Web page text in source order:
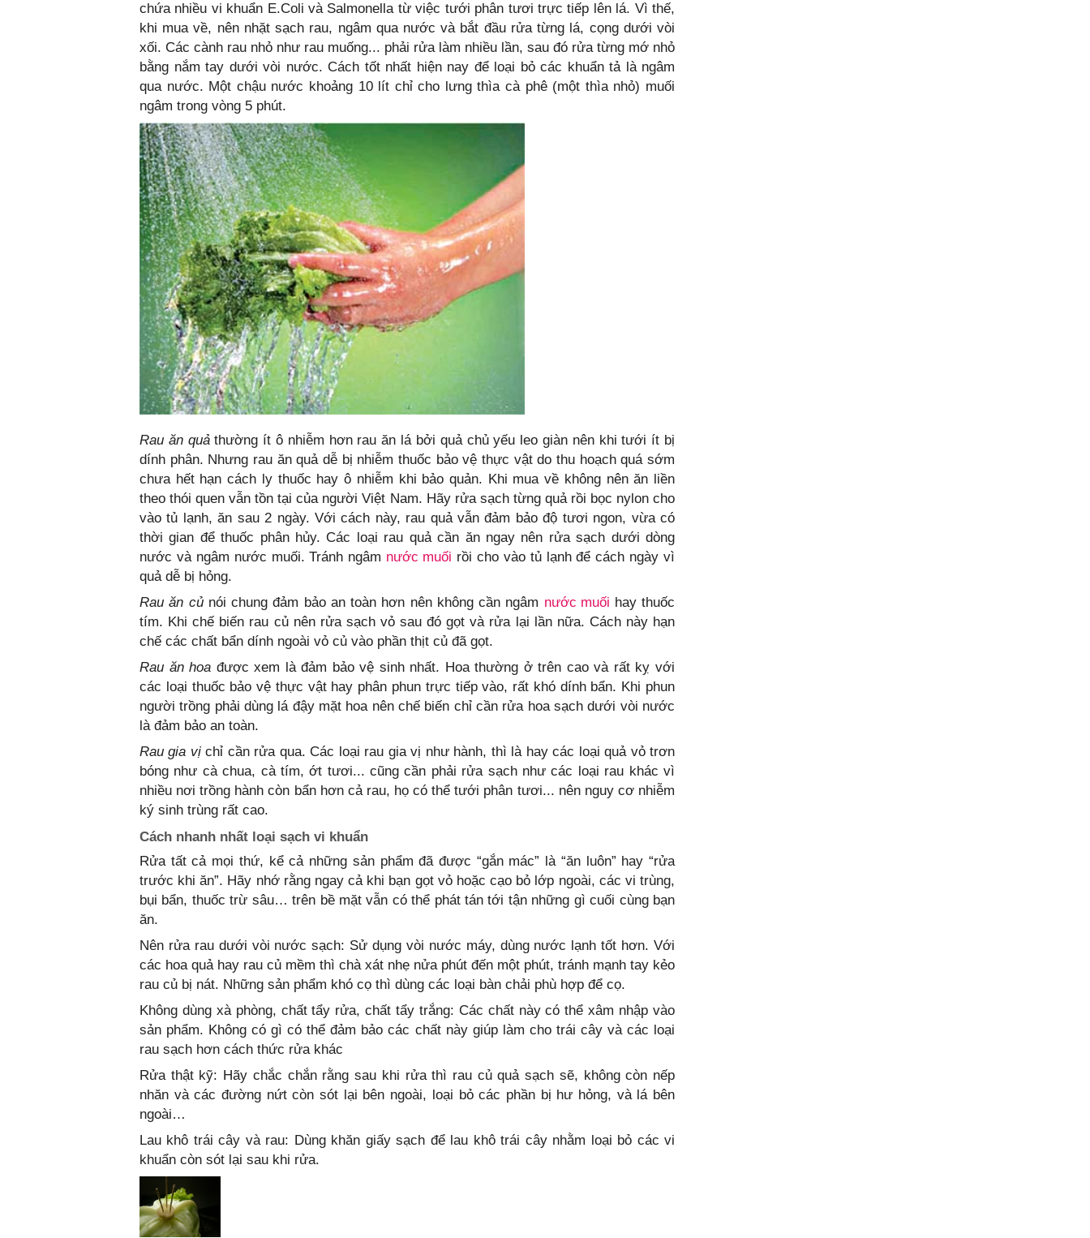
chứa nhiều vi khuẩn E.Coli và Salmonella từ việc tưới phân tươi trực tiếp lên lá. Vì thế,
khi mua về, nên nhặt sạch rau, ngâm qua nước và bắt đầu rửa từng lá, cọng dưới vòi
xối. Các cành rau nhỏ như rau muống... phải rửa làm nhiều lần, sau đó rửa từng mớ nhỏ
bằng nắm tay dưới vòi nước. Cách tốt nhất hiện nay để loại bỏ các khuẩn tả là ngâm
qua nước. Một chậu nước khoảng 10 lít chỉ cho lưng thìa cà phê (một thìa nhỏ) muối
ngâm trong vòng 5 phút.
Rau ăn quảthường ít ô nhiễm hơn rau ăn lá bởi quả chủ yếu leo giàn nên khi tưới ít bị
dính phân. Nhưng rau ăn quả dễ bị nhiễm thuốc bảo vệ thực vật do thu hoạch quá sớm
chưa hết hạn cách ly thuốc hay ô nhiễm khi bảo quản. Khi mua về không nên ăn liền
theo thói quen vẫn tồn tại của người Việt Nam. Hãy rửa sạch từng quả rồi bọc nylon cho
vào tủ lạnh, ăn sau 2 ngày. Với cách này, rau quả vẫn đảm bảo độ tươi ngon, vừa có
thời gian để thuốc phân hủy. Các loại rau quả cần ăn ngay nên rửa sạch dưới dòng
nước và ngâm nước muối. Tránh ngâm nước muối rồi cho vào tủ lạnh để cách ngày vì
quả dễ bị hỏng.
Rau ăn củnói chung đảm bảo an toàn hơn nên không cần ngâm nước muối hay thuốc
tím. Khi chế biến rau củ nên rửa sạch vỏ sau đó gọt và rửa lại lần nữa. Cách này hạn
chế các chất bẩn dính ngoài vỏ củ vào phần thịt củ đã gọt.
Rau ăn hoa được xem là đảm bảo vệ sinh nhất. Hoa thường ở trên cao và rất kỵ với
các loại thuốc bảo vệ thực vật hay phân phun trực tiếp vào, rất khó dính bẩn. Khi phun
người trồng phải dùng lá đậy mặt hoa nên chế biến chỉ cần rửa hoa sạch dưới vòi nước
là đảm bảo an toàn.
Rau gia vịchỉ cần rửa qua. Các loại rau gia vị như hành, thì là hay các loại quả vỏ trơn
bóng như cà chua, cà tím, ớt tươi... cũng cần phải rửa sạch như các loại rau khác vì
nhiều nơi trồng hành còn bẩn hơn cả rau, họ có thể tưới phân tươi... nên nguy cơ nhiễm
ký sinh trùng rất cao.
Cách nhanh nhất loại sạch vi khuẩn
Rửa tất cả mọi thứ, kể cả những sản phẩm đã được “gắn mác” là “ăn luôn” hay “rửa
trước khi ăn”. Hãy nhớ rằng ngay cả khi bạn gọt vỏ hoặc cạo bỏ lớp ngoài, các vi trùng,
bụi bẩn, thuốc trừ sâu… trên bề mặt vẫn có thể phát tán tới tận những gì cuối cùng bạn
ăn.
Nên rửa rau dưới vòi nước sạch: Sử dụng vòi nước máy, dùng nước lạnh tốt hơn. Với
các hoa quả hay rau củ mềm thì chà xát nhẹ nửa phút đến một phút, tránh mạnh tay kẻo
rau củ bị nát. Những sản phẩm khó cọ thì dùng các loại bàn chải phù hợp để cọ.
Không dùng xà phòng, chất tẩy rửa, chất tẩy trắng: Các chất này có thể xâm nhập vào
sản phẩm. Không có gì có thể đảm bảo các chất này giúp làm cho trái cây và các loại
rau sạch hơn cách thức rửa khác
Rửa thật kỹ: Hãy chắc chắn rằng sau khi rửa thì rau củ quả sạch sẽ, không còn nếp
nhăn và các đường nứt còn sót lại bên ngoài, loại bỏ các phần bị hư hỏng, và lá bên
ngoài…
Lau khô trái cây và rau: Dùng khăn giấy sạch để lau khô trái cây nhằm loại bỏ các vi
khuẩn còn sót lại sau khi rửa.